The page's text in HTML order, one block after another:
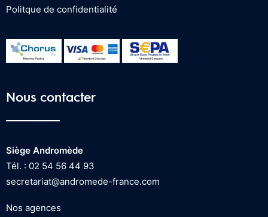
Politque de confidentialité
Nous contacter
Siège Andromède
Tél. : 02 54 56 44 93
secretariat@andromede-france.com
Nos agences